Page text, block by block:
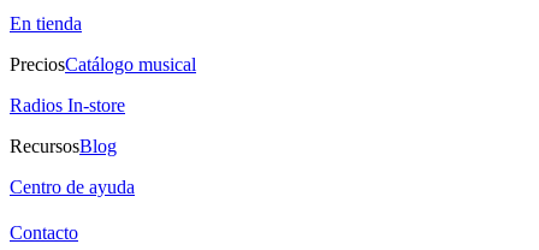
En tienda
PreciosCatálogo musical
Radios In-store
RecursosBlog
Centro de ayuda
Contacto